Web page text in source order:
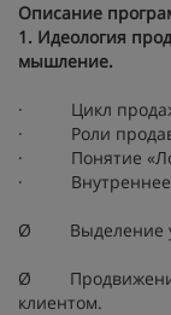
Описание
1. Идеология
мышление.
· Цикл
· Роли
· Понятие
· Внутреннее
Ø Выделение
Ø Продвижение
клиентом.